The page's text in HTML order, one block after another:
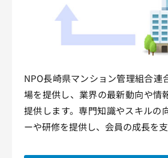
NPO長崎県マンション管理組合連
場を提供し、業界の最新動向や情
提供します。専門知識やスキルの
ーや研修を提供し、会員の成長を支